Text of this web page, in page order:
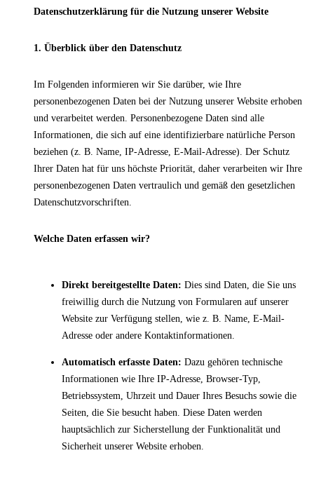
Datenschutzerklärung für die Nutzung unserer Website
1. Überblick über den Datenschutz
Im Folgenden informieren wir Sie darüber, wie Ihre
personenbezogenen Daten bei der Nutzung unserer Website erhoben
und verarbeitet werden. Personenbezogene Daten sind alle
Informationen, die sich auf eine identifizierbare natürliche Person
beziehen (z. B. Name, IP-Adresse, E-Mail-Adresse). Der Schutz
Ihrer Daten hat für uns höchste Priorität, daher verarbeiten wir Ihre
personenbezogenen Daten vertraulich und gemäß den gesetzlichen
Datenschutzvorschriften.
Welche Daten erfassen wir?
Direkt bereitgestellte Daten: Dies sind Daten, die Sie uns
freiwillig durch die Nutzung von Formularen auf unserer
Website zur Verfügung stellen, wie z. B. Name, E-Mail-
Adresse oder andere Kontaktinformationen.
Automatisch erfasste Daten: Dazu gehören technische
Informationen wie Ihre IP-Adresse, Browser-Typ,
Betriebssystem, Uhrzeit und Dauer Ihres Besuchs sowie die
Seiten, die Sie besucht haben. Diese Daten werden
hauptsächlich zur Sicherstellung der Funktionalität und
Sicherheit unserer Website erhoben.